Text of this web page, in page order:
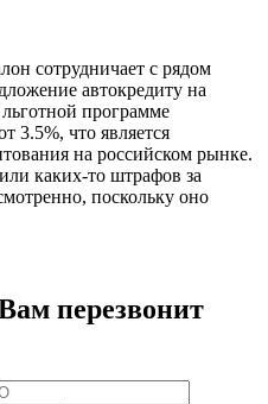
сотрудничает с рядом
автокредиту на
программе
3.5%, что является
на российском рынке.
каких-то штрафов за
поскольку оно
перезвонит